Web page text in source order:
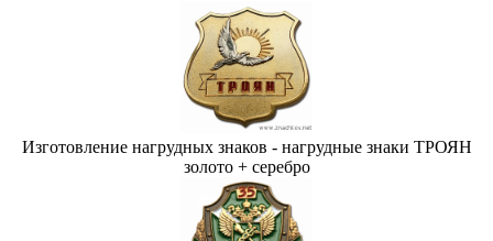
Изготовление нагрудных знаков - нагрудные знаки ТРОЯН
золото + серебро